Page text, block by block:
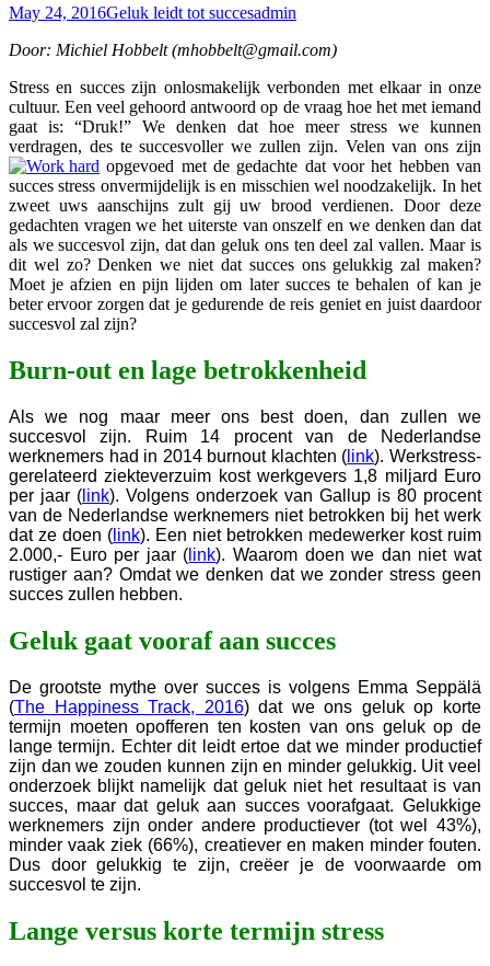
May 24, 2016Geluk leidt tot succesadmin
Door: Michiel Hobbelt (mhobbelt@gmail.com)
Stress en succes zijn onlosmakelijk verbonden met elkaar in onze
cultuur. Een veel gehoord antwoord op de vraag hoe het met iemand
gaat is: “Druk!” We denken dat hoe meer stress we kunnen
verdragen, des te succesvoller we zullen zijn. Velen van ons zijn
opgevoed met de gedachte dat voor het hebben van
succes stress onvermijdelijk is en misschien wel noodzakelijk. In het
zweet uws aanschijns zult gij uw brood verdienen. Door deze
gedachten vragen we het uiterste van onszelf en we denken dan dat
als we succesvol zijn, dat dan geluk ons ten deel zal vallen. Maar is
dit wel zo? Denken we niet dat succes ons gelukkig zal maken?
Moet je afzien en pijn lijden om later succes te behalen of kan je
beter ervoor zorgen dat je gedurende de reis geniet en juist daardoor
succesvol zal zijn?
Burn-out en lage betrokkenheid
Als we nog maar meer ons best doen, dan zullen we
succesvol zijn. Ruim 14 procent van de Nederlandse
werknemers had in 2014 burnout klachten ( link). Werkstress-
gerelateerd ziekteverzuim kost werkgevers 1,8 miljard Euro
per jaar ( link). Volgens onderzoek van Gallup is 80 procent
van de Nederlandse werknemers niet betrokken bij het werk
dat ze doen ( link). Een niet betrokken medewerker kost ruim
2.000,- Euro per jaar ( link). Waarom doen we dan niet wat
rustiger aan? Omdat we denken dat we zonder stress geen
succes zullen hebben.
Geluk gaat vooraf aan succes
De grootste mythe over succes is volgens Emma Seppälä
(The Happiness Track, 2016) dat we ons geluk op korte
termijn moeten opofferen ten kosten van ons geluk op de
lange termijn. Echter dit leidt ertoe dat we minder productief
zijn dan we zouden kunnen zijn en minder gelukkig. Uit veel
onderzoek blijkt namelijk dat geluk niet het resultaat is van
succes, maar dat geluk aan succes voorafgaat. Gelukkige
werknemers zijn onder andere productiever (tot wel 43%),
minder vaak ziek (66%), creatiever en maken minder fouten.
Dus door gelukkig te zijn,creëer je de voorwaarde om
succesvol te zijn.
Lange versus korte termijn stress